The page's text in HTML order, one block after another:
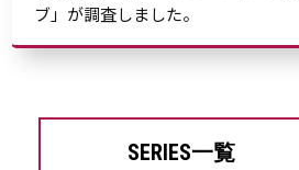
ブ」が調査しました。
SERIES一覧